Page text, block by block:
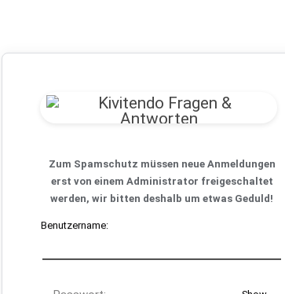
Zum Spamschutz müssen neue Anmeldungen
erst von einem Administrator freigeschaltet
werden, wir bitten deshalb um etwas Geduld!
Benutzername: